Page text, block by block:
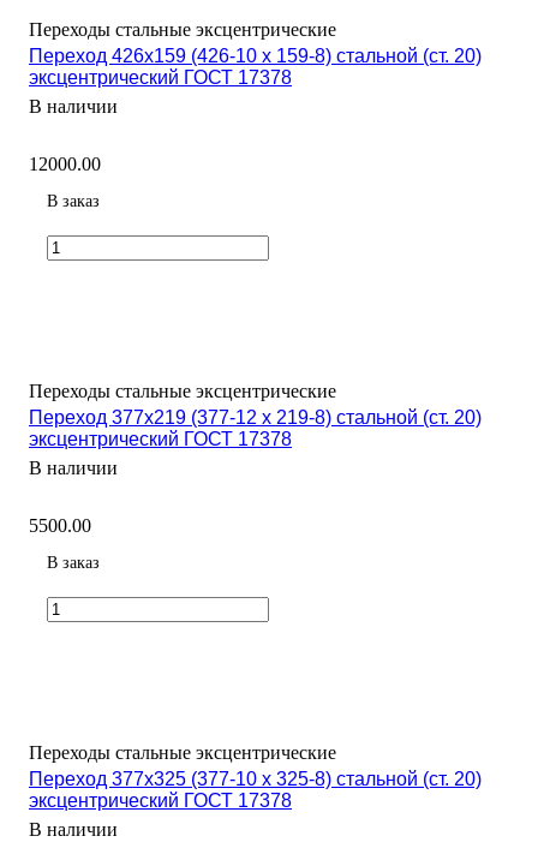
Переходы стальные эксцентрические
Переход 426х159 (426-10 х 159-8) стальной (ст. 20)
эксцентрический ГОСТ 17378
В наличии
12000.00
В заказ
Переходы стальные эксцентрические
Переход 377х219 (377-12 х 219-8) стальной (ст. 20)
эксцентрический ГОСТ 17378
В наличии
5500.00
В заказ
Переходы стальные эксцентрические
Переход 377х325 (377-10 х 325-8) стальной (ст. 20)
эксцентрический ГОСТ 17378
В наличии